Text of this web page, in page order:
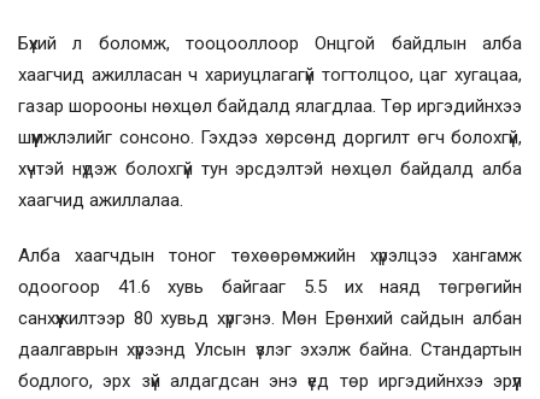
Бүхий л боломж, тооцооллоор Онцгой байдлын алба
хаагчид ажилласан ч хариуцлагагүй тогтолцоо, цаг хугацаа,
газар шорооны нөхцөл байдалд ялагдлаа. Төр иргэдийнхээ
шүүмжлэлийг сонсоно. Гэхдээ хөрсөнд доргилт өгч болохгүй,
хүчтэй нүдэж болохгүй тун эрсдэлтэй нөхцөл байдалд алба
хаагчид ажиллалаа.
Алба хаагчдын тоног төхөөрөмжийн хүрэлцээ хангамж
одоогоор 41.6 хувь байгааг 5.5 их наяд төгрөгийн
санхүүжилтээр 80 хувьд хүргэнэ. Мөн Ерөнхий сайдын албан
даалгаврын хүрээнд Улсын үзлэг эхэлж байна. Стандартын
бодлого, эрх зүй алдагдсан энэ үед төр иргэдийнхээ эрүүл